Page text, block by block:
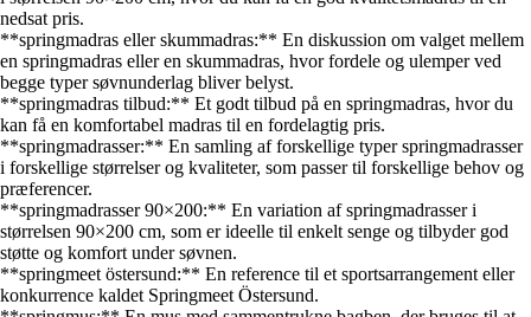
nedsat pris.
**springmadras eller skummadras:** En diskussion om valget mellem
en springmadras eller en skummadras, hvor fordele og ulemper ved
begge typer søvnunderlag bliver belyst.
**springmadras tilbud:** Et godt tilbud på en springmadras, hvor du
kan få en komfortabel madras til en fordelagtig pris.
**springmadrasser:** En samling af forskellige typer springmadrasser
i forskellige størrelser og kvaliteter, som passer til forskellige behov og
præferencer.
**springmadrasser 90×200:** En variation af springmadrasser i
størrelsen 90×200 cm, som er ideelle til enkelt senge og tilbyder god
støtte og komfort under søvnen.
**springmeet östersund:** En reference til et sportsarrangement eller
konkurrence kaldet Springmeet Östersund.